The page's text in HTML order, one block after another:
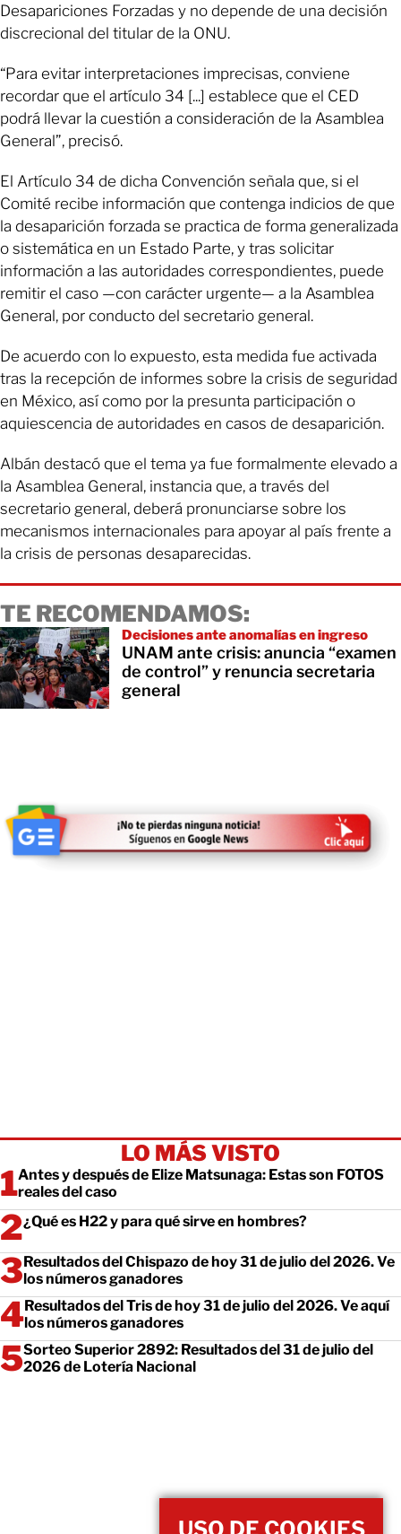
Desapariciones Forzadas y no depende de una decisión
discrecional del titular de la ONU.
“Para evitar interpretaciones imprecisas, conviene
recordar que el artículo 34 [...] establece que el CED
podrá llevar la cuestión a consideración de la Asamblea
General”, precisó.
El Artículo 34 de dicha Convención señala que, si el
Comité recibe información que contenga indicios de que
la desaparición forzada se practica de forma generalizada
o sistemática en un Estado Parte, y tras solicitar
información a las autoridades correspondientes, puede
remitir el caso —con carácter urgente— a la Asamblea
General, por conducto del secretario general.
De acuerdo con lo expuesto, esta medida fue activada
tras la recepción de informes sobre la crisis de seguridad
en México, así como por la presunta participación o
aquiescencia de autoridades en casos de desaparición.
Albán destacó que el tema ya fue formalmente elevado a
la Asamblea General, instancia que, a través del
secretario general, deberá pronunciarse sobre los
mecanismos internacionales para apoyar al país frente a
la crisis de personas desaparecidas.
TE RECOMENDAMOS:
Decisiones ante anomalías en ingreso
UNAM ante crisis: anuncia “examen
de control” y renuncia secretaria
general
LO MÁS VISTO
Antes y después de Elize Matsunaga: Estas son FOTOS
reales del caso
¿Qué es H22 y para qué sirve en hombres?
Resultados del Chispazo de hoy 31 de julio del 2026. Ve
los números ganadores
Resultados del Tris de hoy 31 de julio del 2026. Ve aquí
los números ganadores
Sorteo Superior 2892: Resultados del 31 de julio del
2026 de Lotería Nacional